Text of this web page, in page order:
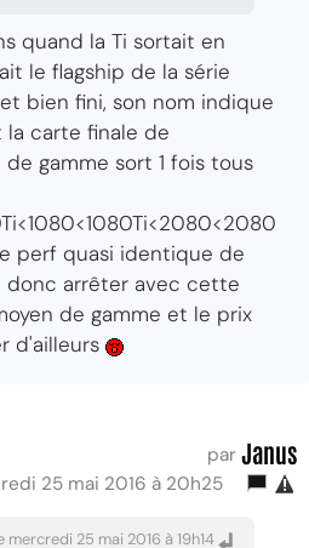
quand la Ti sortait en
le flagship de la série
bien fini, son nom indique
carte finale de
gamme sort 1 fois tous
perf quasi identique de
donc arrêter avec cette
de gamme et le prix
d'ailleurs
par Janus
25 mai 2016 à 20h25
mercredi 25 mai 2016 à 19h14